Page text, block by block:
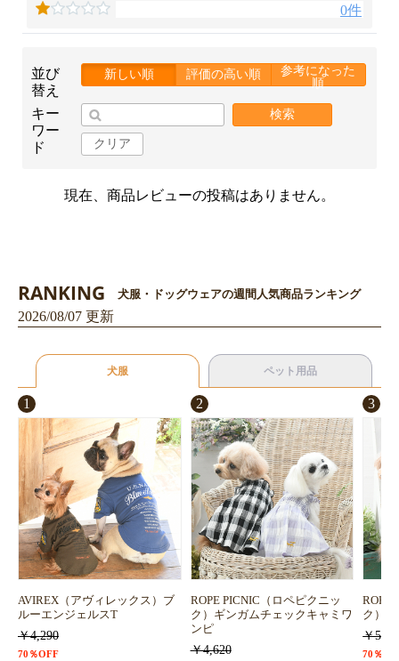
お買い物を続ける カートへ進む
0件
並び
替え
新しい順 評価の高い順
参考になった
順
キー
ワー
ド
検索
クリア
現在、商品レビューの投稿はありません。
RANKING 犬服・ドッグウェアの週間人気商品ランキング
2026/08/07 更新
犬服 ペット用品
1
AVIREX（アヴィレックス）ブ
ルーエンジェルスT
￥4,290
70％OFF
2
ROPE PICNIC（ロペピクニッ
ク）ギンガムチェックキャミワ
ンピ
￥4,620
3
ROPE
ク）
￥
70％